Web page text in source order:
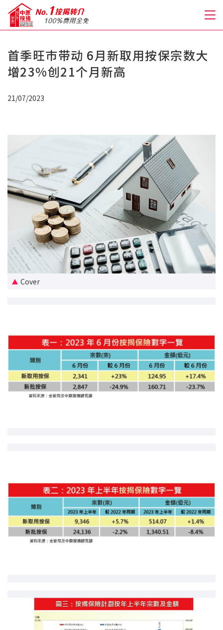
关于我们
免费房贷转介服务
免费开户转介服务
私人贷款
优惠礼遇
新盘优越按揭优惠
中原按揭标签优惠
推荐齐齐友赏
转按计算
置业预算
免费物业估价
下载中心
按揭全面睇
首季旺巿带动 6月新取用按保宗数大
增23%创21个月新高
21/07/2023
Cover